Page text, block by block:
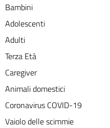
Bambini
Adolescenti
Adulti
Terza Età
Caregiver
Animali domestici
Coronavirus COVID-19
Vaiolo delle scimmie